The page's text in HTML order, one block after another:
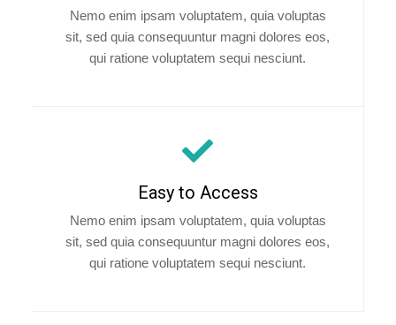
Nemo enim ipsam voluptatem, quia voluptas
sit, sed quia consequuntur magni dolores eos,
qui ratione voluptatem sequi nesciunt.
Easy to Access
Nemo enim ipsam voluptatem, quia voluptas
sit, sed quia consequuntur magni dolores eos,
qui ratione voluptatem sequi nesciunt.